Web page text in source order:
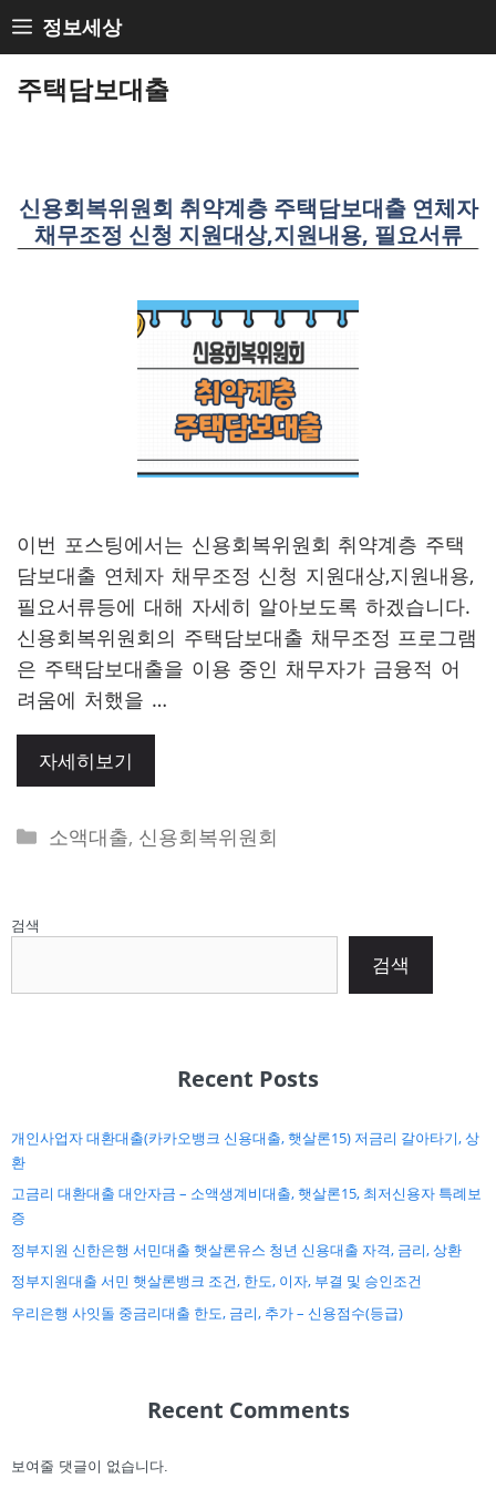
Skip
to
정보세상
주택담보대출
신용회복위원회 취약계층 주택담보대출 연체자
채무조정 신청 지원대상,지원내용, 필요서류
이번 포스팅에서는 신용회복위원회 취약계층 주택
담보대출 연체자 채무조정 신청 지원대상,지원내용,
필요서류등에 대해 자세히 알아보도록 하겠습니다.
신용회복위원회의 주택담보대출 채무조정 프로그램
은 주택담보대출을 이용 중인 채무자가 금융적 어
려움에 처했을 …
자세히보기
Categories
소액대출, 신용회복위원회
검색
검색
Recent Posts
개인사업자 대환대출(카카오뱅크 신용대출, 햇살론15) 저금리 갈아타기, 상
환
고금리 대환대출 대안자금 – 소액생계비대출, 햇살론15, 최저신용자 특례보
증
정부지원 신한은행 서민대출 햇살론유스 청년 신용대출 자격, 금리, 상환
정부지원대출 서민 햇살론뱅크 조건, 한도, 이자, 부결 및 승인조건
우리은행 사잇돌 중금리대출 한도, 금리, 추가 – 신용점수(등급)
Recent Comments
보여줄 댓글이 없습니다.